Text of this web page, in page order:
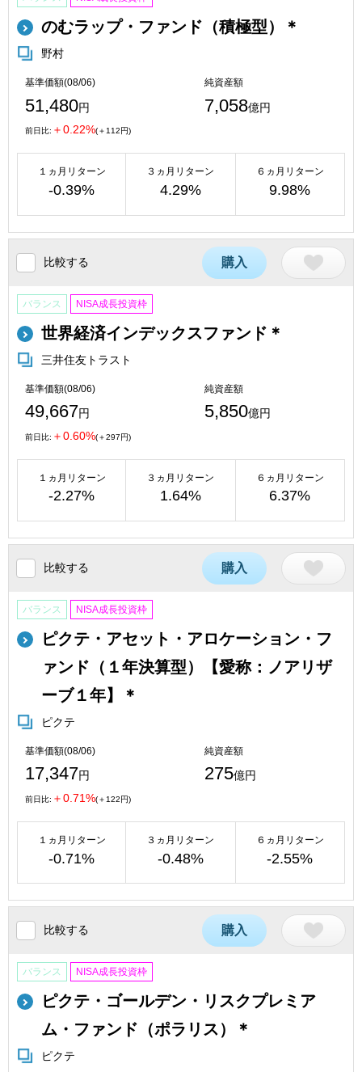
のむラップ・ファンド（積極型）＊
野村
基準価額(08/06)
51,480円
純資産額
7,058億円
前日比: ＋0.22%(＋112円)
１ヵ月リターン
-0.39%
３ヵ月リターン
4.29%
６ヵ月リターン
9.98%
比較する 購入
バランス NISA成長投資枠
世界経済インデックスファンド＊
三井住友トラスト
基準価額(08/06)
49,667円
純資産額
5,850億円
前日比: ＋0.60%(＋297円)
１ヵ月リターン
-2.27%
３ヵ月リターン
1.64%
６ヵ月リターン
6.37%
比較する 購入
バランス NISA成長投資枠
ピクテ・アセット・アロケーション・フ
ァンド（１年決算型）【愛称：ノアリザ
ーブ１年】＊
ピクテ
基準価額(08/06)
17,347円
純資産額
275億円
前日比: ＋0.71%(＋122円)
１ヵ月リターン
-0.71%
３ヵ月リターン
-0.48%
６ヵ月リターン
-2.55%
比較する 購入
バランス NISA成長投資枠
ピクテ・ゴールデン・リスクプレミア
ム・ファンド（ポラリス）＊
ピクテ